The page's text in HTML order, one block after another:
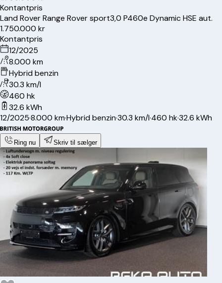
Kontantpris
Land RoverRange Rover sport3,0 P460e Dynamic HSE aut.
1.750.000 kr
Kontantpris
12/2025
8.000 km
Hybrid benzin
30.3 km/l
460 hk
32.6 kWh
12/2025·8.000 km·Hybrid benzin·30.3 km/l·460 hk·32.6 kWh
Ring nu Skriv til sælger